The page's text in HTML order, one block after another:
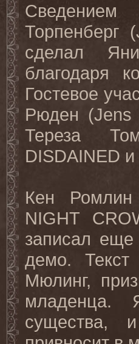
Торпенберг (
сделал
благодаря
Гостевое
Рюден (Jens
Тереза
DISDAINED и
Кен Ромлин
NIGHT
записал еще
демо.
Мюлинг,
младенца.
существа,